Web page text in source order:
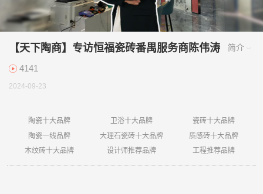
【天下陶商】专访恒福瓷砖番禺服务商陈伟涛
4141
2024-09-23
陶瓷十大品牌 卫浴十大品牌
瓷砖十大品牌
陶瓷一线品牌
大理石瓷砖十大品牌
质感砖十大品牌
木纹砖十大品牌
设计师推荐品牌 工程推荐品牌